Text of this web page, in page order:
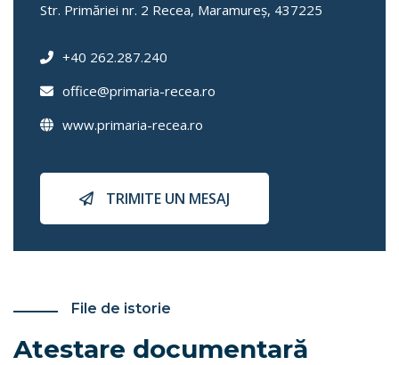
Str. Primăriei nr. 2 Recea, Maramureş, 437225
+40 262.287.240
office@primaria-recea.ro
www.primaria-recea.ro
TRIMITE UN MESAJ
File de istorie
Atestare documentară